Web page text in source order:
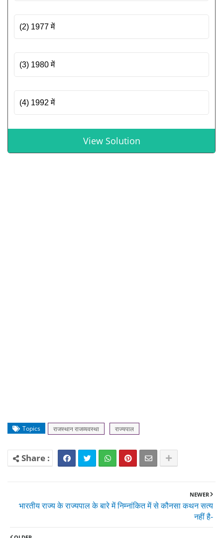
(2) 1977 में
(3) 1980 में
(4) 1992 में
View Solution
Topics राजस्थान राजव्यवस्था राज्यपाल
NEWER
भारतीय राज्य के राज्यपाल के बारे में निम्नांकित में से कौनसा कथन सत्य
नहीं है-